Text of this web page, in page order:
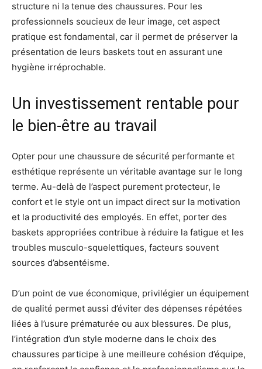
structure ni la tenue des chaussures. Pour les
professionnels soucieux de leur image, cet aspect
pratique est fondamental, car il permet de préserver la
présentation de leurs baskets tout en assurant une
hygiène irréprochable.
Un investissement rentable pour
le bien-être au travail
Opter pour une chaussure de sécurité performante et
esthétique représente un véritable avantage sur le long
terme. Au-delà de l’aspect purement protecteur, le
confort et le style ont un impact direct sur la motivation
et la productivité des employés. En effet, porter des
baskets appropriées contribue à réduire la fatigue et les
troubles musculo-squelettiques, facteurs souvent
sources d’absentéisme.
D’un point de vue économique, privilégier un équipement
de qualité permet aussi d’éviter des dépenses répétées
liées à l’usure prématurée ou aux blessures. De plus,
l’intégration d’un style moderne dans le choix des
chaussures participe à une meilleure cohésion d’équipe,